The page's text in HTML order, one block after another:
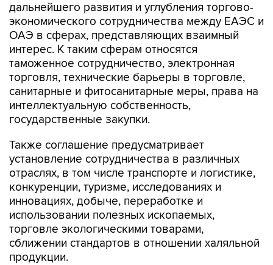
дальнейшего развития и углубления торгово-
экономического сотрудничества между ЕАЭС и
ОАЭ в сферах, представляющих взаимный
интерес. К таким сферам относятся
таможенное сотрудничество, электронная
торговля, технические барьеры в торговле,
санитарные и фитосанитарные меры, права на
интеллектуальную собственность,
государственные закупки.
Также соглашение предусматривает
установление сотрудничества в различных
отраслях, в том числе транспорте и логистике,
конкуренции, туризме, исследованиях и
инновациях, добыче, переработке и
использовании полезных ископаемых,
торговле экологическими товарами,
сближении стандартов в отношении халяльной
продукции.